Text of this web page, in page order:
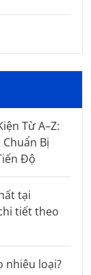
Từ A–Z:
Bị
Độ
tại
tiết theo
nhiêu loại?